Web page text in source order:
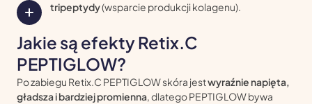
tripeptydy(wsparcie produkcji kolagenu).
Jakie są efekty Retix.C
PEPTIGLOW?
Po zabiegu Retix.C PEPTIGLOW skóra jestwyraźnie napięta,
gładsza i bardziej promienna, dlatego PEPTIGLOW bywa